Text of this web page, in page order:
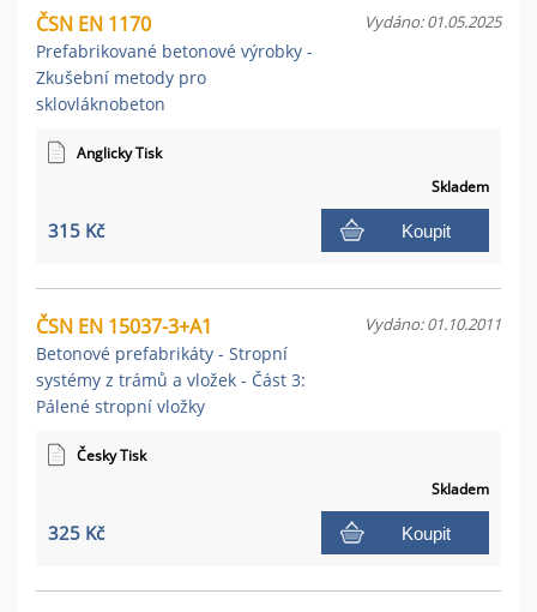
ČSN EN 1170
Prefabrikované betonové výrobky -
Zkušební metody pro
sklovláknobeton
Vydáno: 01.05.2025
Anglicky Tisk
Skladem
315 Kč Koupit
ČSN EN 15037-3+A1
Betonové prefabrikáty - Stropní
systémy z trámů a vložek - Část 3:
Pálené stropní vložky
Vydáno: 01.10.2011
Česky Tisk
Skladem
325 Kč Koupit